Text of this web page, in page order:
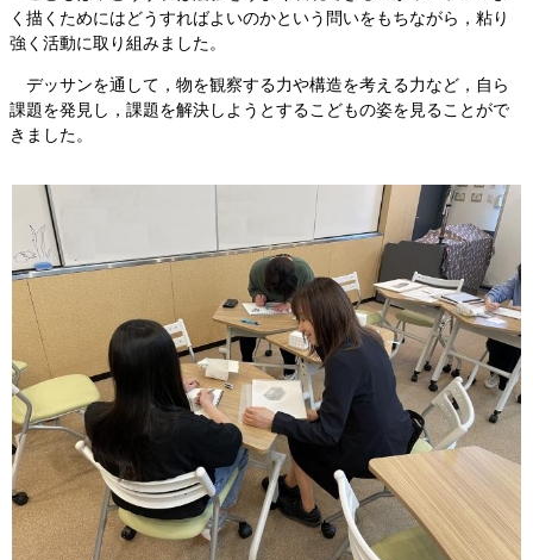
く描くためにはどうすればよいのかという問いをもちながら，粘り
強く活動に取り組みました。
デッサンを通して，物を観察する力や構造を考える力など，自ら
課題を発見し，課題を解決しようとするこどもの姿を見ることがで
きました。